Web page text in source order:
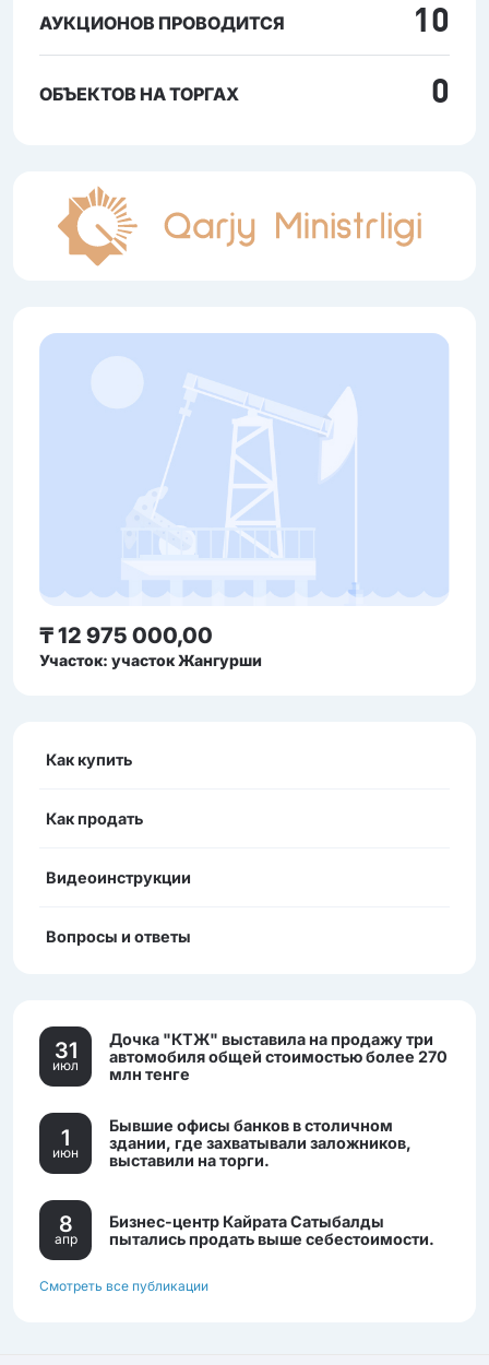
АУКЦИОНОВ ПРОВОДИТСЯ 10
ОБЪЕКТОВ НА ТОРГАХ 0
₸ 12 975 000,00
Участок: участок Жангурши
Как купить
Как продать
Видеоинструкции
Вопросы и ответы
31
июл
Дочка "КТЖ" выставила на продажу три
автомобиля общей стоимостью более 270
млн тенге
1
июн
Бывшие офисы банков в столичном
здании, где захватывали заложников,
выставили на торги.
8
апр
Бизнес-центр Кайрата Сатыбалды
пытались продать выше себестоимости.
Смотреть все публикации